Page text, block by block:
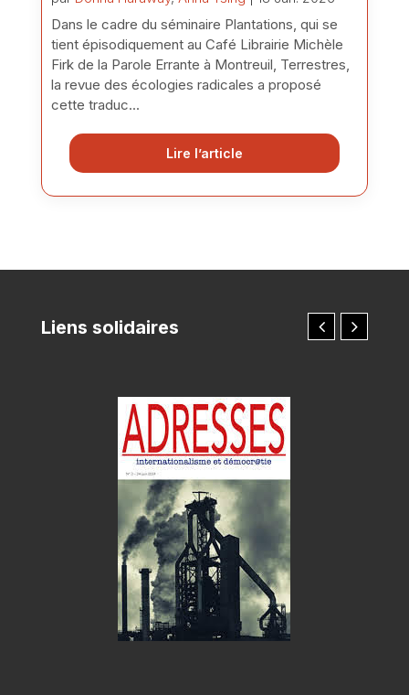
Dans le cadre du séminaire Plantations, qui se
tient épisodiquement au Café Librairie Michèle
Firk de la Parole Errante à Montreuil, Terrestres,
la revue des écologies radicales a proposé
cette traduc...
Lire l’article
Liens solidaires